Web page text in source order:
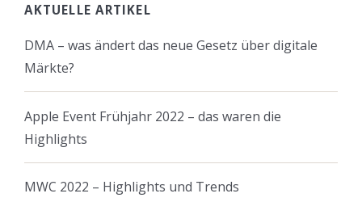
AKTUELLE ARTIKEL
DMA – was ändert das neue Gesetz über digitale
Märkte?
Apple Event Frühjahr 2022 – das waren die
Highlights
MWC 2022 – Highlights und Trends